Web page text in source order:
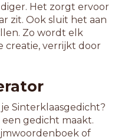
Het zorgt ervoor
zit. Ook sluit het aan
Zo wordt elk
creatie, verrijkt door
Sinterklaasgedicht?
gedicht maakt.
of